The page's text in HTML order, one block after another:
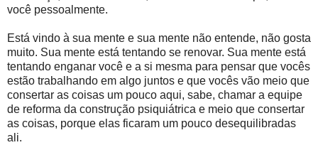
você pessoalmente.
Está vindo à sua mente e sua mente não entende, não gosta
muito. Sua mente está tentando se renovar. Sua mente está
tentando enganar você e a si mesma para pensar que vocês
estão trabalhando em algo juntos e que vocês vão meio que
consertar as coisas um pouco aqui, sabe, chamar a equipe
de reforma da construção psiquiátrica e meio que consertar
as coisas, porque elas ficaram um pouco desequilibradas
ali.